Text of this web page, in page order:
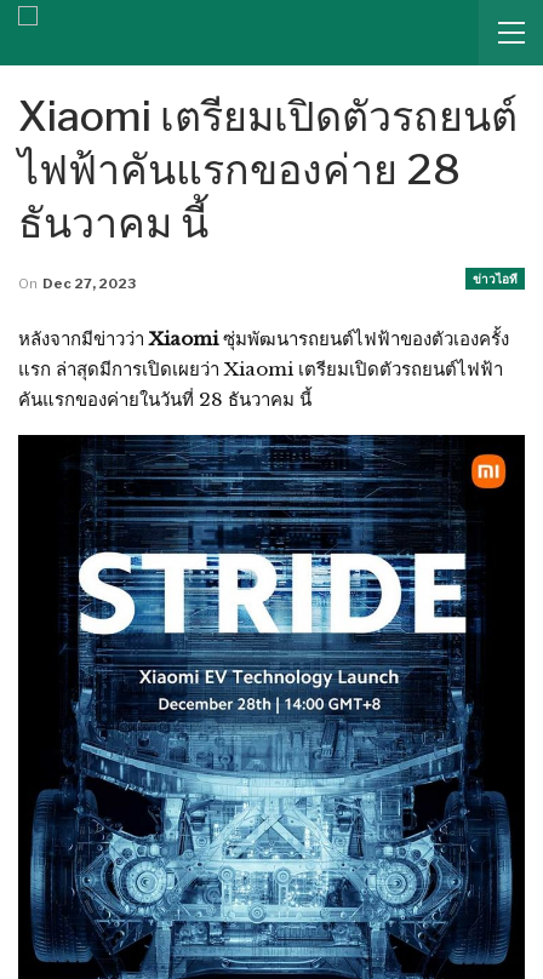
Xiaomi เตรียมเปิดตัวรถยนต์
ไฟฟ้าคันแรกของค่าย 28
ธันวาคม นี้
ข่าวไอที
On Dec 27, 2023
หลังจากมีข่าวว่า Xiaomiซุ่มพัฒนารถยนต์ไฟฟ้าของตัวเองครั้ง
แรก ล่าสุดมีการเปิดเผยว่า Xiaomi เตรียมเปิดตัวรถยนต์ไฟฟ้า
คันแรกของค่ายในวันที่ 28 ธันวาคม นี้